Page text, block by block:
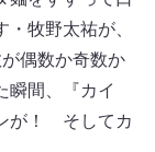
牧野太祐が、
偶数か奇数か
瞬間、『カイ
が！ そしてカ